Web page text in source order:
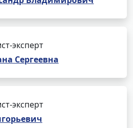
эксперт
Сергеевна
эксперт